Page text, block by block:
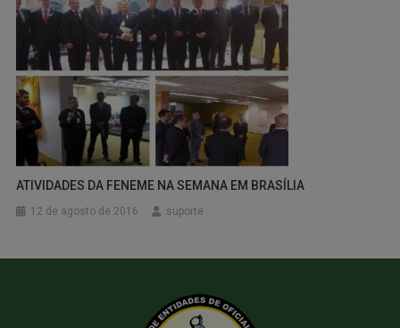
ATIVIDADES DA FENEME NA SEMANA EM BRASÍLIA
12 de agosto de 2016 suporte